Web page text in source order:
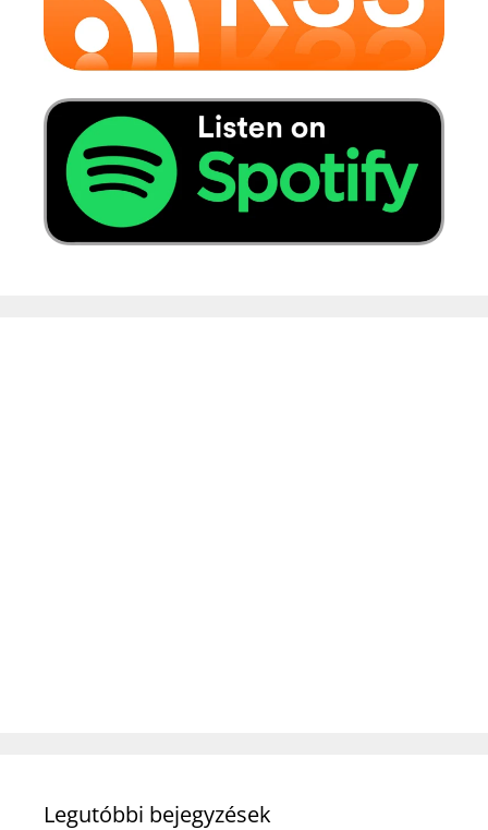
Legutóbbi bejegyzések